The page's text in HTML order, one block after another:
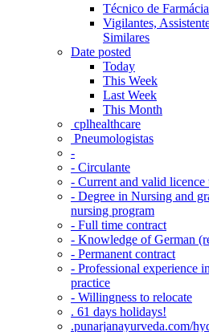
Técnico de Farmácia
Vigilantes,
Similares
Date posted
Today
This Week
Last Week
This Month
‎ cplhealthcare‬
Pneumologistas
-
- Circulante
- Current and valid licence
- Degree in Nursing and
nursing program
- Full time contract
- Knowledge of German
- Permanent contract
- Professional experience
practice
- Willingness to relocate
. 61 days holidays!
.punarjanayurveda.com/